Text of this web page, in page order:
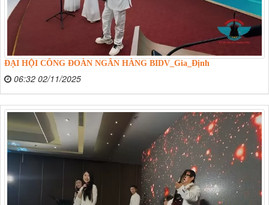
ĐẠI HỘI CÔNG ĐOÀN NGÂN HÀNG BIDV_Gia_Định
06:32 02/11/2025